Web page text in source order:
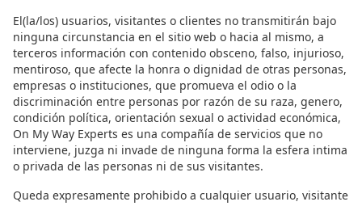
El(la/los) usuarios, visitantes o clientes no transmitirán bajo
ninguna circunstancia en el sitio web o hacia al mismo, a
terceros información con contenido obsceno, falso, injurioso,
mentiroso, que afecte la honra o dignidad de otras personas,
empresas o instituciones, que promueva el odio o la
discriminación entre personas por razón de su raza, genero,
condición política, orientación sexual o actividad económica,
On My Way Experts es una compañía de servicios que no
interviene, juzga ni invade de ninguna forma la esfera intima
o privada de las personas ni de sus visitantes.
Queda expresamente prohibido a cualquier usuario, visitante